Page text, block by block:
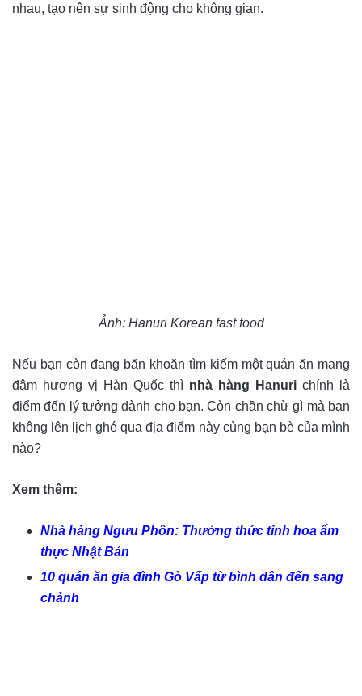
nhau, tạo nên sự sinh động cho không gian.
Ảnh: Hanuri Korean fast food
Nếu bạn còn đang băn khoăn tìm kiếm một quán ăn mang
đậm hương vị Hàn Quốc thì nhà hàng Hanuri chính là
điểm đến lý tưởng dành cho bạn. Còn chần chừ gì mà bạn
không lên lịch ghé qua địa điểm này cùng bạn bè của mình
nào?
Xem thêm:
Nhà hàng Ngưu Phồn: Thưởng thức tinh hoa ẩm
thực Nhật Bản
10 quán ăn gia đình Gò Vấp từ bình dân đến sang
chảnh